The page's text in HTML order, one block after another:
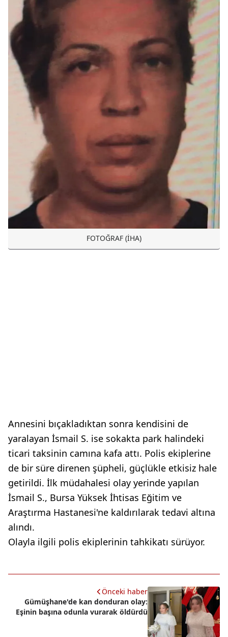
FOTOĞRAF (İHA)
Annesini bıçakladıktan sonra kendisini de
yaralayan İsmail S. ise sokakta park halindeki
ticari taksinin camına kafa attı. Polis ekiplerine
de bir süre direnen şüpheli, güçlükle etkisiz hale
getirildi. İlk müdahalesi olay yerinde yapılan
İsmail S., Bursa Yüksek İhtisas Eğitim ve
Araştırma Hastanesi'ne kaldırılarak tedavi altına
alındı.
Olayla ilgili polis ekiplerinin tahkikatı sürüyor.
Önceki haber
Gümüşhane'de kan donduran olay:
Eşinin başına odunla vurarak öldürdü